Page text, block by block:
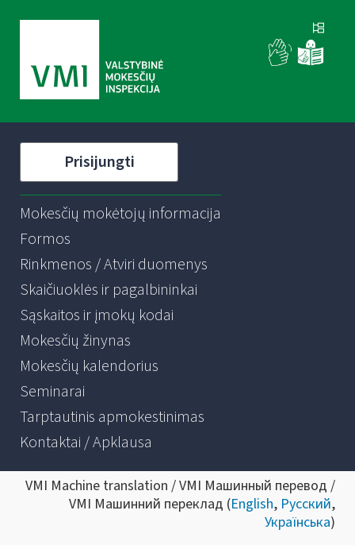
Prisijungti
Mokesčių mokėtojų informacija
Formos
Rinkmenos / Atviri duomenys
Skaičiuoklės ir pagalbininkai
Sąskaitos ir įmokų kodai
Mokesčių žinynas
Mokesčių kalendorius
Seminarai
Tarptautinis apmokestinimas
Kontaktai / Apklausa
VMI Machine translation / VMI Машинный перевод /
VMI Машинний переклад (English, Русский,
Українська)